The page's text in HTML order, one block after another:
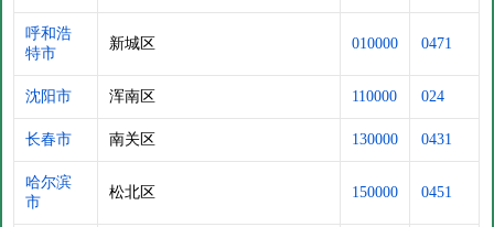
呼和浩
特市
新城区 010000 0471
沈阳市 浑南区 110000 024
长春市 南关区 130000 0431
哈尔滨
市
松北区 150000 0451